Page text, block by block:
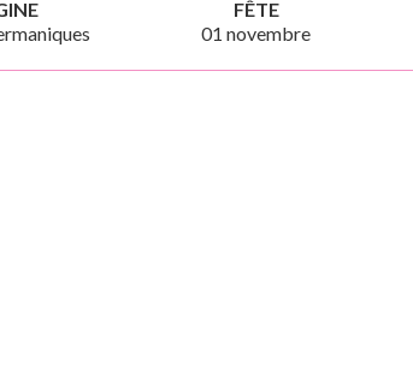
FÊTE
01 novembre